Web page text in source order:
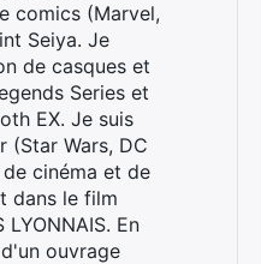
comics (Marvel,
Seiya. Je
de casques et
Series et
EX. Je suis
(Star Wars, DC
cinéma et de
dans le film
En
ouvrage